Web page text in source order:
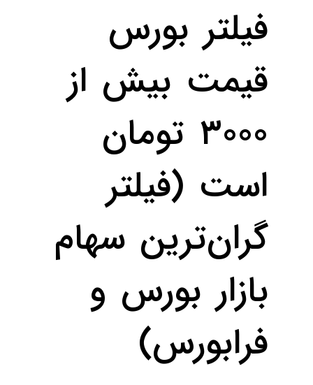
فیلتر بورس
قیمت‌ بیش از
۳۰۰۰ تومان
است (فیلتر
گران‌ترین سهام
بازار بورس و
فرابورس)